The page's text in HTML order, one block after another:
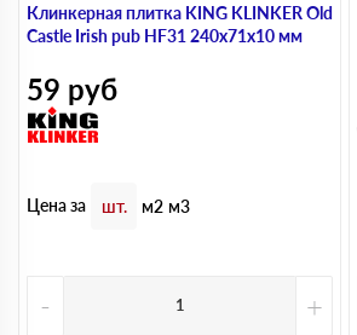
Клинкерная плитка KING KLINKER Old
Castle Irish pub HF31 240х71х10 мм
59 руб
Цена за шт. м2 м3
- +